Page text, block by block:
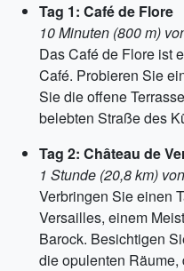
Tag 1: Café de Flore
10 Minuten (800 m)
Das Café de Flore ist
Café. Probieren Sie
Sie die offene
belebten Straße des
Tag 2: Château de
1 Stunde (20,8 km)
Verbringen Sie einen
Versailles, einem
Barock. Besichtigen
die opulenten